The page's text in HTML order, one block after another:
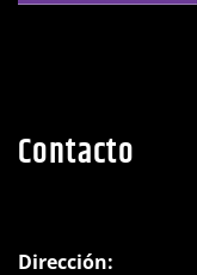
Contacto
Dirección: